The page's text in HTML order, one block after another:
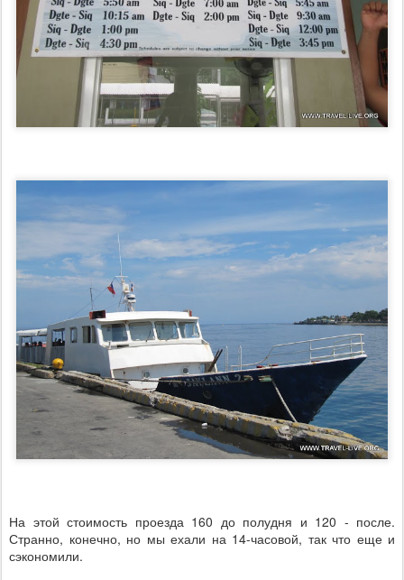
На этой стоимость проезда 160 до полудня и 120 - после.
Странно, конечно, но мы ехали на 14-часовой, так что еще и
сэкономили.